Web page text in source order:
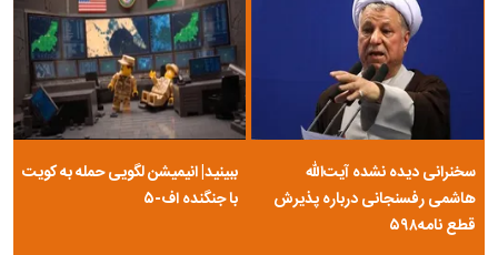
سخنرانی دیده نشده آیت‌الله
هاشمی رفسنجانی درباره پذیرش
قطع نامه۵۹۸
ببینید| انیمیشن لگویی حمله به کویت
با جنگنده اف-۵